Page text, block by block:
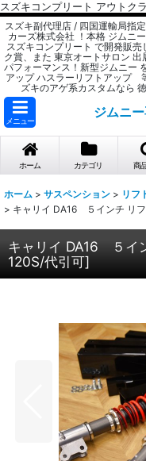
スズキコンプリート アウトク
スズキ副代理店 / 四国運輸局指
カーズ株式会社 ！本格 ジムニ
スズキコンプリート で開発販
ク賞、また 東京オートサロン
パフォーマンス！新型ジムニー
アップ ハスラーリフトアップ
ズキのアゲ系カスタムなら
メニュー
ジムニ
ホーム カテゴリ 商
ホーム > サスペンション > リフ
> キャリイ DA16 ５インチ リフ
キャリイ DA16 ５イ
120S/代引可]